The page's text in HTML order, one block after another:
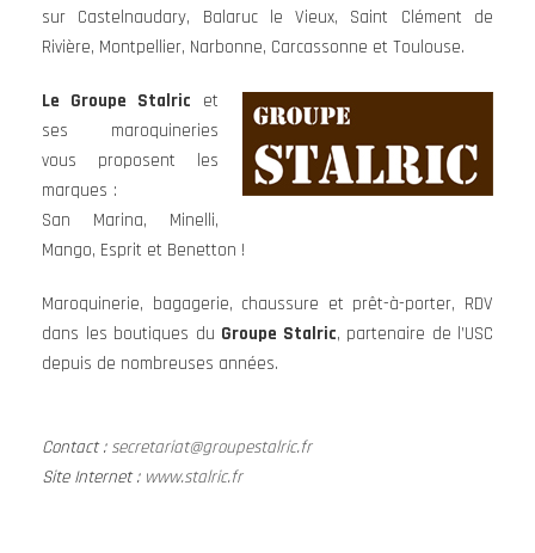
sur Castelnaudary, Balaruc le Vieux, Saint Clément de
Rivière, Montpellier, Narbonne, Carcassonne et Toulouse.
Le Groupe Stalric et
ses maroquineries
vous proposent les
marques :
San Marina, Minelli,
Mango, Esprit et Benetton !
Maroquinerie, bagagerie, chaussure et prêt-à-porter, RDV
dans les boutiques du Groupe Stalric, partenaire de l’USC
depuis de nombreuses années.
Contact : secretariat@groupestalric.fr
Site Internet : www.stalric.fr